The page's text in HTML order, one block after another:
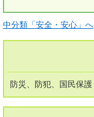
中分類「安全・安心」へ
防災、防犯、国民保護